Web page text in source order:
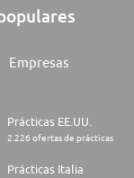
Empresas
Prácticas EE.UU.
2.226 ofertas de prácticas
Prácticas Italia